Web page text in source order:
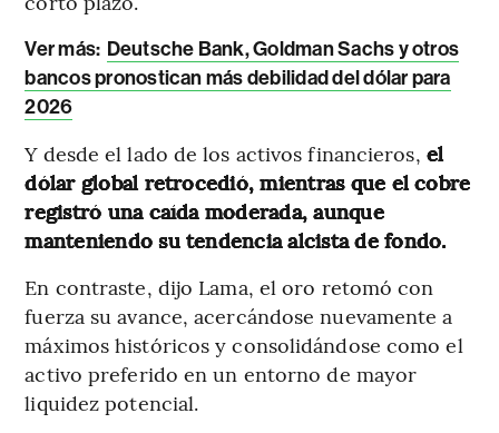
Ver más: Deutsche Bank, Goldman Sachs y otros
bancos pronostican más debilidad del dólar para
2026
Y desde el lado de los activos financieros, el
dólar global retrocedió, mientras que el cobre
registró una caída moderada, aunque
manteniendo su tendencia alcista de fondo.
En contraste, dijo Lama, el oro retomó con
fuerza su avance, acercándose nuevamente a
máximos históricos y consolidándose como el
activo preferido en un entorno de mayor
liquidez potencial.